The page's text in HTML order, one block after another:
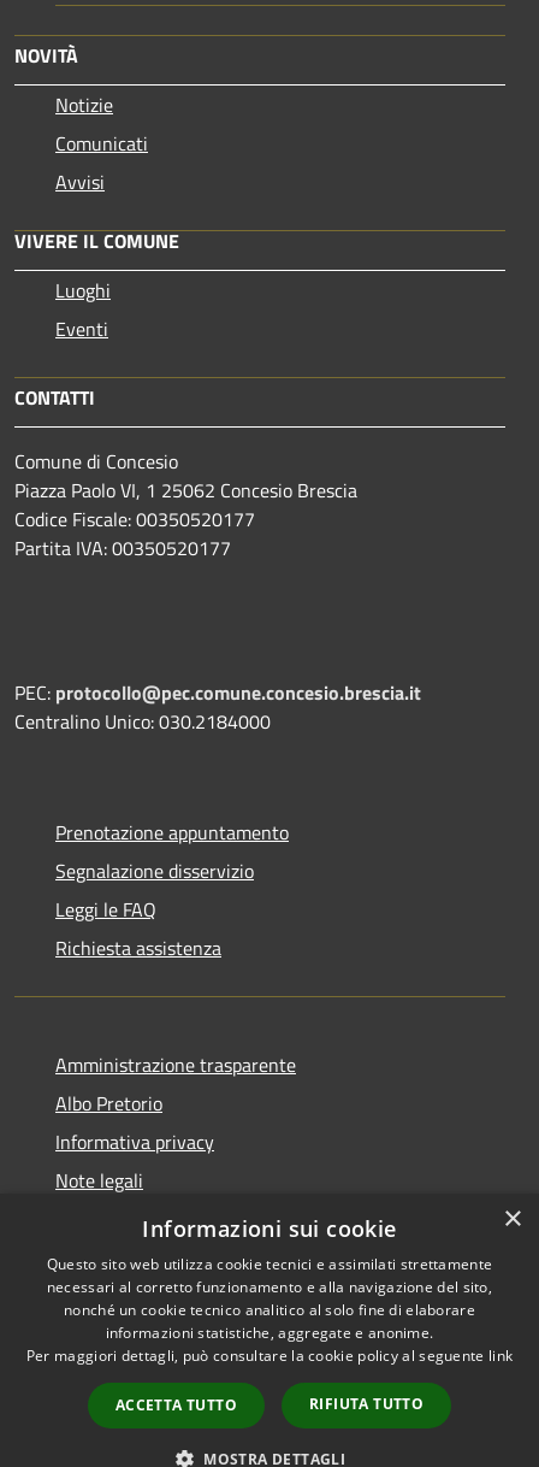
NOVITÀ
Notizie
Comunicati
Avvisi
VIVERE IL COMUNE
Luoghi
Eventi
CONTATTI
Comune di Concesio
Piazza Paolo VI, 1 25062 Concesio Brescia
Codice Fiscale: 00350520177
Partita IVA: 00350520177
PEC: protocollo@pec.comune.concesio.brescia.it
Centralino Unico: 030.2184000
Prenotazione appuntamento
Segnalazione disservizio
Leggi le FAQ
Richiesta assistenza
Amministrazione trasparente
Albo Pretorio
Informativa privacy
Note legali
Dichiarazione di accessibilità
Accessibilità
Copyright © 2021 •
Comune di Concesio •
Powered byMunicipium
Accesso redazione
×
Informazioni sui cookie
Questo sito web utilizza cookie tecnici e assimilati strettamente
necessari al corretto funzionamento e alla navigazione del sito,
nonché un cookie tecnico analitico al solo fine di elaborare
informazioni statistiche, aggregate e anonime.
Per maggiori dettagli, può consultare la cookie policy al seguente link
ACCETTA TUTTO RIFIUTA TUTTO
MOSTRA DETTAGLI